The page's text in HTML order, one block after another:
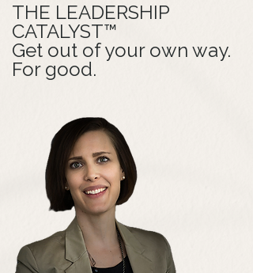
THE LEADERSHIP
CATALYST™
Get out of your own way.
For good.